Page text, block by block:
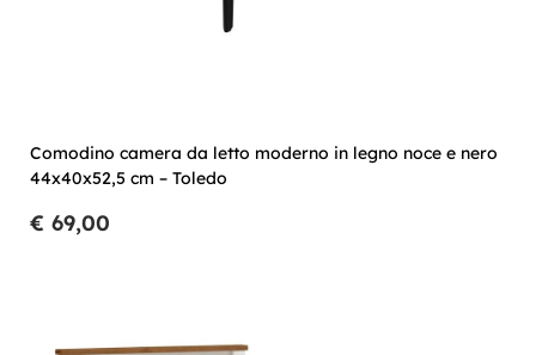
Comodino camera da letto moderno in legno noce e nero
44x40x52,5 cm – Toledo
€ 69,00